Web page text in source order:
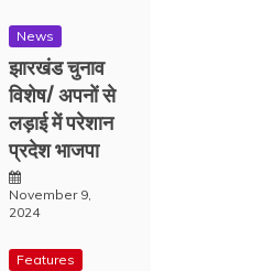
News
झारखंड चुनाव
विशेष/ अपनों से
लड़ाई में परेशान
प्रदेश भाजपा
November 9,
2024
Features